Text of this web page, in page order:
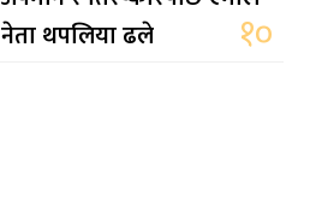
नेता थपलिया ढले
१०